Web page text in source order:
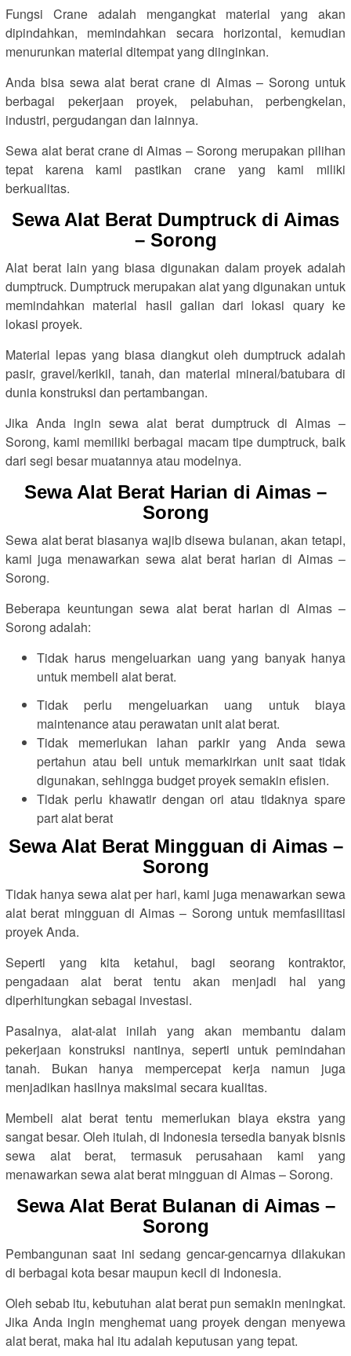
Fungsi Crane adalah mengangkat material yang akan
dipindahkan, memindahkan secara horizontal, kemudian
menurunkan material ditempat yang diinginkan.
Anda bisa sewa alat berat crane di Aimas – Sorong untuk
berbagai pekerjaan proyek, pelabuhan, perbengkelan,
industri, pergudangan dan lainnya.
Sewa alat berat crane di Aimas – Sorong merupakan pilihan
tepat karena kami pastikan crane yang kami miliki
berkualitas.
Sewa Alat Berat Dumptruck di Aimas
– Sorong
Alat berat lain yang biasa digunakan dalam proyek adalah
dumptruck. Dumptruck merupakan alat yang digunakan untuk
memindahkan material hasil galian dari lokasi quary ke
lokasi proyek.
Material lepas yang biasa diangkut oleh dumptruck adalah
pasir, gravel/kerikil, tanah, dan material mineral/batubara di
dunia konstruksi dan pertambangan.
Jika Anda ingin sewa alat berat dumptruck di Aimas –
Sorong, kami memiliki berbagai macam tipe dumptruck, baik
dari segi besar muatannya atau modelnya.
Sewa Alat Berat Harian di Aimas –
Sorong
Sewa alat berat biasanya wajib disewa bulanan, akan tetapi,
kami juga menawarkan sewa alat berat harian di Aimas –
Sorong.
Beberapa keuntungan sewa alat berat harian di Aimas –
Sorong adalah:
Tidak harus mengeluarkan uang yang banyak hanya
untuk membeli alat berat.
Tidak perlu mengeluarkan uang untuk biaya
maintenance atau perawatan unit alat berat.
Tidak memerlukan lahan parkir yang Anda sewa
pertahun atau beli untuk memarkirkan unit saat tidak
digunakan, sehingga budget proyek semakin efisien.
Tidak perlu khawatir dengan ori atau tidaknya spare
part alat berat
Sewa Alat Berat Mingguan di Aimas –
Sorong
Tidak hanya sewa alat per hari, kami juga menawarkan sewa
alat berat mingguan di Aimas – Sorong untuk memfasilitasi
proyek Anda.
Seperti yang kita ketahui, bagi seorang kontraktor,
pengadaan alat berat tentu akan menjadi hal yang
diperhitungkan sebagai investasi.
Pasalnya, alat-alat inilah yang akan membantu dalam
pekerjaan konstruksi nantinya, seperti untuk pemindahan
tanah. Bukan hanya mempercepat kerja namun juga
menjadikan hasilnya maksimal secara kualitas.
Membeli alat berat tentu memerlukan biaya ekstra yang
sangat besar. Oleh itulah, di Indonesia tersedia banyak bisnis
sewa alat berat, termasuk perusahaan kami yang
menawarkan sewa alat berat mingguan di Aimas – Sorong.
Sewa Alat Berat Bulanan di Aimas –
Sorong
Pembangunan saat ini sedang gencar-gencarnya dilakukan
di berbagai kota besar maupun kecil di Indonesia.
Oleh sebab itu, kebutuhan alat berat pun semakin meningkat.
Jika Anda ingin menghemat uang proyek dengan menyewa
alat berat, maka hal itu adalah keputusan yang tepat.